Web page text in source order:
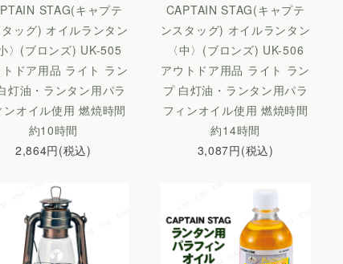
STAG(キャプテ
タッグ) オイルランタン
小〉(ブロンズ) UK-505
ドア用品 ライト ラン
灯油・ランタン用パラ
ンオイル使用 燃焼時間
約10時間
2,864円(税込)
CAPTAIN STAG(キャプテ
ンスタッグ) オイルランタン
〈中〉(ブロンズ) UK-506
アウトドア用品 ライト ラン
プ 白灯油・ランタン用パラ
フィンオイル使用 燃焼時間
約14時間
3,087円(税込)